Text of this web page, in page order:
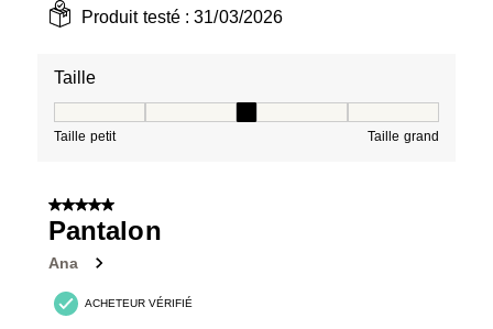
Produit testé :31/03/2026
Taille
Taille petit Taille grand
5 sur 5 étoiles.
Pantalon
Ana
ACHETEUR VÉRIFIÉ